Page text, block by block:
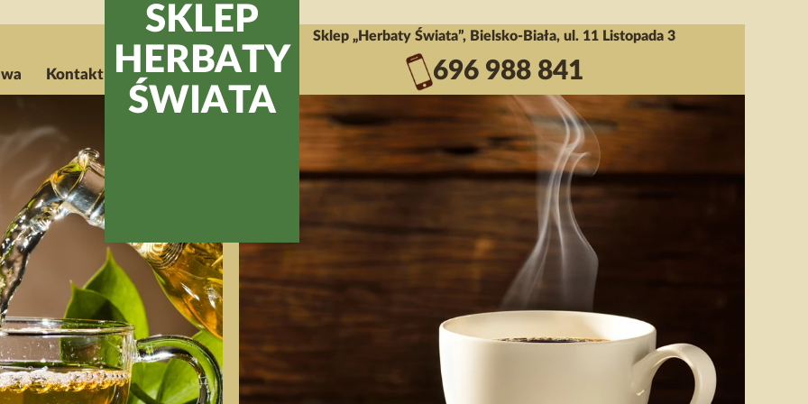
SKLEP
HERBATY
ŚWIATA
Kontakt
Sklep „Herbaty Świata”, Bielsko-Biała, ul. 11 Listopada 3
696 988 841